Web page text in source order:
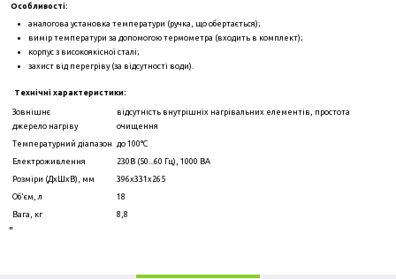
Особливості:
аналогова установка температури (ручка, що обертається);
вимір температури за допомогою термометра (входить в комплект);
корпус з високоякісної сталі;
захист від перегріву (за відсутності води).
Технічні характеристики:
Зовнішнє
джерело нагріву
відсутність внутрішніх нагрівальних елементів, простота
очищення
Температурний діапазон до 100°С
Електроживлення
230В (50...60 Гц), 1000 ВА
Розміри (ДхШхВ), мм
396х331х265
Об'єм, л
18
Вага, кг
8,8
"